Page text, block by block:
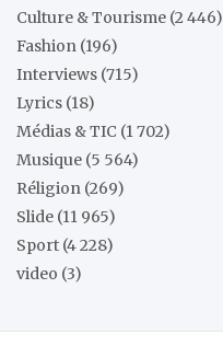
Culture & Tourisme (2 446)
Fashion (196)
Interviews (715)
Lyrics (18)
Médias & TIC (1 702)
Musique (5 564)
Réligion (269)
Slide (11 965)
Sport (4 228)
video (3)